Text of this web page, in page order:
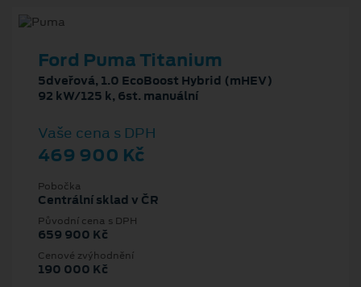
Ford Puma Titanium
5dveřová, 1.0 EcoBoost Hybrid (mHEV)
92 kW/125 k, 6st. manuální
Vaše cena s DPH
469 900 Kč
Pobočka
Centrální sklad v ČR
Původní cena s DPH
659 900 Kč
Cenové zvýhodnění
190 000 Kč